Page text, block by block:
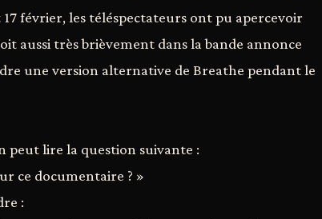
février, les téléspectateurs ont pu apercevoir
aussi très brièvement dans la bande annonce
une version alternative de Breathe pendant le
peut lire la question suivante :
ce documentaire ? »
: